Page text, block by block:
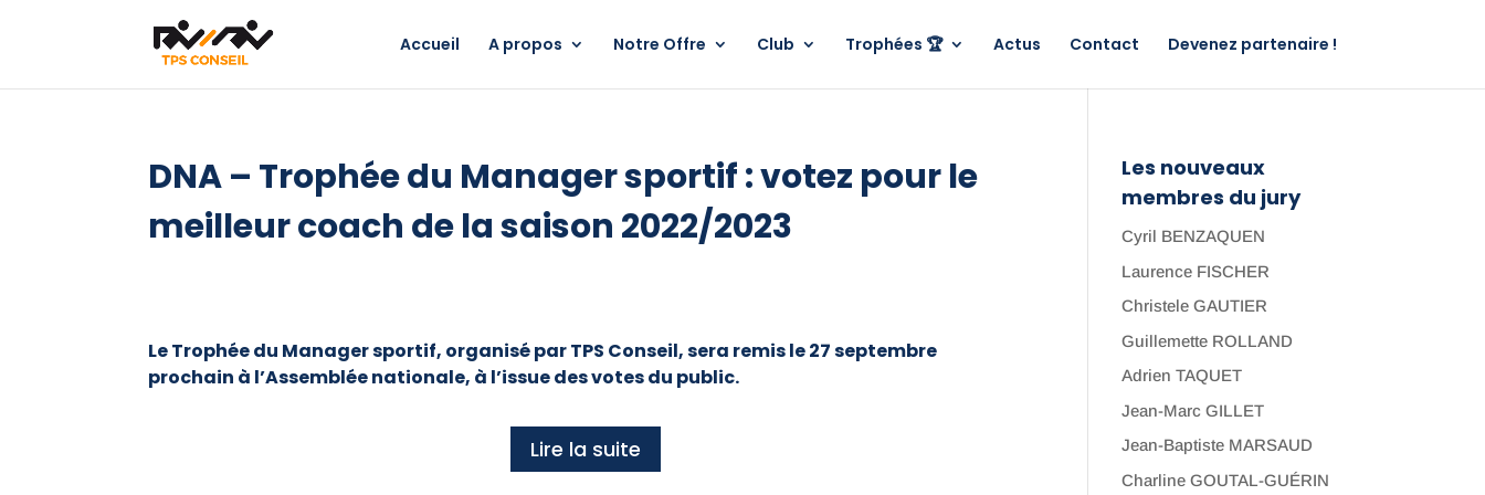
Accueil A propos Notre Offre Club Trophées 🏆 Actus Contact Devenez partenaire !
DNA – Trophée du Manager sportif : votez pour le
meilleur coach de la saison 2022/2023
Le Trophée du Manager sportif, organisé par TPS Conseil, sera remis le 27 septembre
prochain à l’Assemblée nationale, à l’issue des votes du public.
Lire la suite
Les nouveaux
membres du jury
Cyril BENZAQUEN
Laurence FISCHER
Christele GAUTIER
Guillemette ROLLAND
Adrien TAQUET
Jean-Marc GILLET
Jean-Baptiste MARSAUD
Charline GOUTAL-GUÉRIN